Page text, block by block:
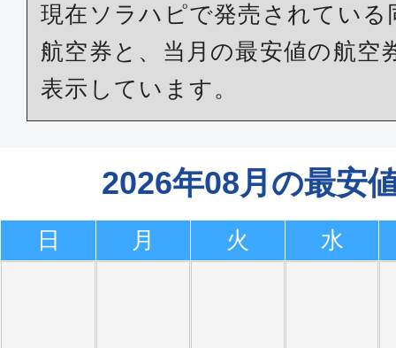
現在ソラハピで発売されている
航空券と、当月の最安値の航空
表示しています。
2026年08月の最安
日 月 火 水